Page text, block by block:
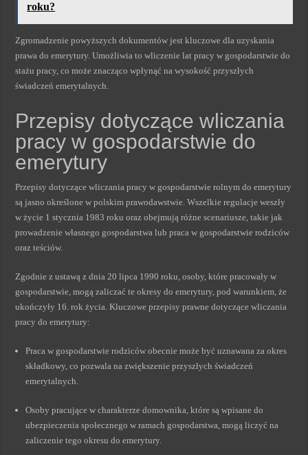
roku?
Zgromadzenie powyższych dokumentów jest kluczowe dla uzyskania
prawa do emerytury. Umożliwia to wliczenie lat pracy w gospodarstwie do
stażu pracy, co może znacząco wpłynąć na wysokość przyszłych
świadczeń emerytalnych.
Przepisy dotyczące wliczania
pracy w gospodarstwie do
emerytury
Przepisy dotyczące wliczania pracy w gospodarstwie rolnym do emerytury
są jasno określone w polskim prawodawstwie. Wszelkie regulacje weszły
w życie 1 stycznia 1983 roku oraz obejmują różne scenariusze, takie jak
prowadzenie własnego gospodarstwa lub praca w gospodarstwie rodziców
oraz teściów.
Zgodnie z ustawą z dnia 20 lipca 1990 roku, osoby, które pracowały w
gospodarstwie, mogą zaliczać te okresy do emerytury, pod warunkiem, że
ukończyły 16. rok życia. Kluczowe przepisy prawne dotyczące wliczania
pracy do emerytury:
Praca w gospodarstwie rodziców obecnie może być uznawana za okres
składkowy, co pozwala na zwiększenie przyszłych świadczeń
emerytalnych.
Osoby pracujące w charakterze domownika, które są wpisane do
ubezpieczenia społecznego w ramach gospodarstwa, mogą liczyć na
zaliczenie tego okresu do emerytury.